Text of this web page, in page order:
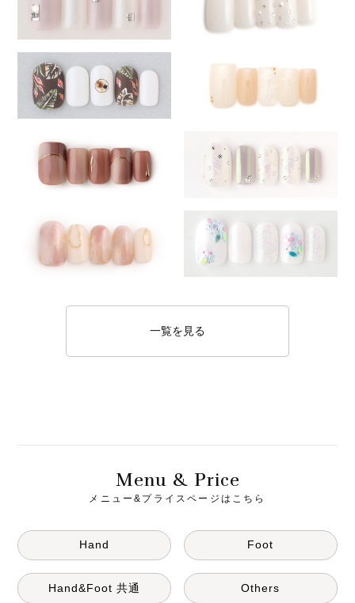
一覧を見る
Menu & Price
メニュー&プライスページはこちら
Hand Foot
Hand&Foot 共通 Others